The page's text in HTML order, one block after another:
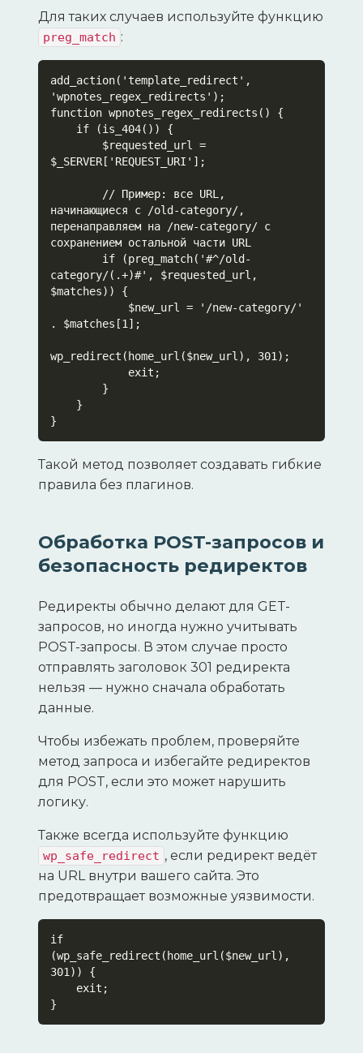
Для таких случаев используйте функцию
preg_match :
add_action('template_redirect',
'wpnotes_regex_redirects');
function wpnotes_regex_redirects() {
$_SERVER['REQUEST_URI'];
начинающиеся с /old-category/,
перенаправляем на /new-category/ с
сохранением остальной части URL
category/(.+)#', $requested_url,
$matches)) {
. $matches[1];
wp_redirect(home_url($new_url), 301);
}
Такой метод позволяет создавать гибкие
правила без плагинов.
Обработка POST-запросов и
безопасность редиректов
Редиректы обычно делают для GET-
запросов, но иногда нужно учитывать
POST-запросы. В этом случае просто
отправлять заголовок 301 редиректа
нельзя — нужно сначала обработать
данные.
Чтобы избежать проблем, проверяйте
метод запроса и избегайте редиректов
для POST, если это может нарушить
логику.
Также всегда используйте функцию
wp_safe_redirect , если редирект ведёт
на URL внутри вашего сайта. Это
предотвращает возможные уязвимости.
if
(wp_safe_redirect(home_url($new_url),
301)) {
}